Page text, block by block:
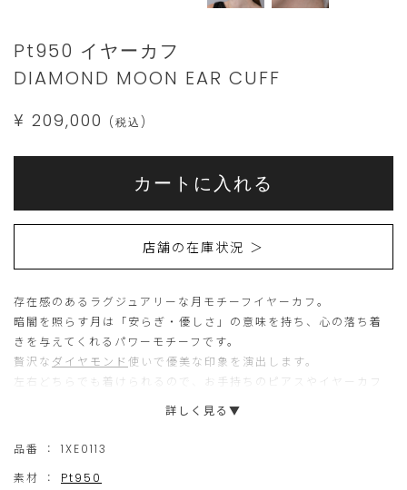
Details
https://www.star-
jewelry.com/1XE0113.html
Pt950 イヤーカフ
DIAMOND MOON EAR CUFF
¥ 209,000
(税込)
Product
こ
ち
ら
の
品
は
15
個
ま
こ
の
商
品
現
在、
ご
購
入
カートに入れる
店舗の在庫状況 ＞
存在感のあるラグジュアリーな月モチーフイヤーカフ。
暗闇を照らす月は「安らぎ・優しさ」の意味を持ち、心の落ち着
きを与えてくれるパワーモチーフです。
贅沢な ダイヤモンド 使いで優美な印象を演出します。
左右どちらでも着けられるので、お手持ちのピアスやイヤーカフ
※こちらの商品は片方のみ（左耳用）の販売です。
詳しく見る▼
品番 ：
1XE0113
素材 ：
Pt950